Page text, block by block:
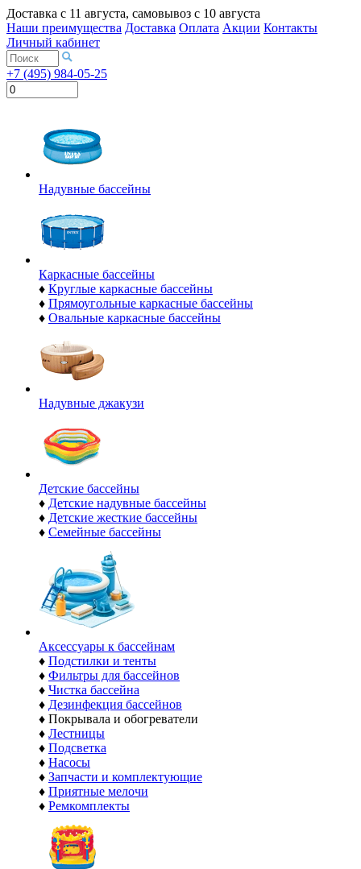
Доставка с 11 августа, самовывоз с 10 августа
Наши преимущества Доставка Оплата Акции Контакты
Личный кабинет
+7 (495) 984-05-25
Надувные бассейны
Каркасные бассейны
♦ Круглые каркасные бассейны
♦ Прямоугольные каркасные бассейны
♦ Овальные каркасные бассейны
Надувные джакузи
Детские бассейны
♦ Детские надувные бассейны
♦ Детские жесткие бассейны
♦ Семейные бассейны
Аксессуары к бассейнам
♦ Подстилки и тенты
♦ Фильтры для бассейнов
♦ Чистка бассейна
♦ Дезинфекция бассейнов
♦ Покрывала и обогреватели
♦ Лестницы
♦ Подсветка
♦ Насосы
♦ Запчасти и комплектующие
♦ Приятные мелочи
♦ Ремкомплекты